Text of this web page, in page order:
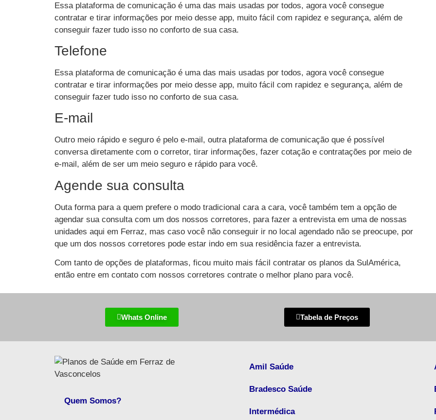
Essa plataforma de comunicação é uma das mais usadas por todos, agora você consegue
contratar e tirar informações por meio desse app, muito fácil com rapidez e segurança, além de
conseguir fazer tudo isso no conforto de sua casa.
Telefone
Essa plataforma de comunicação é uma das mais usadas por todos, agora você consegue
contratar e tirar informações por meio desse app, muito fácil com rapidez e segurança, além de
conseguir fazer tudo isso no conforto de sua casa.
E-mail
Outro meio rápido e seguro é pelo e-mail, outra plataforma de comunicação que é possível
conversa diretamente com o corretor, tirar informações, fazer cotação e contratações por meio de
e-mail, além de ser um meio seguro e rápido para você.
Agende sua consulta
Outa forma para a quem prefere o modo tradicional cara a cara, você também tem a opção de
agendar sua consulta com um dos nossos corretores, para fazer a entrevista em uma de nossas
unidades aqui em Ferraz, mas caso você não conseguir ir no local agendado não se preocupe, por
que um dos nossos corretores pode estar indo em sua residência fazer a entrevista.
Com tanto de opções de plataformas, ficou muito mais fácil contratar os planos da SulAmérica,
então entre em contato com nossos corretores contrate o melhor plano para você.
Whats Online Tabela de Preços
Quem Somos?
Amil Saúde
Bradesco Saúde
Intermédica